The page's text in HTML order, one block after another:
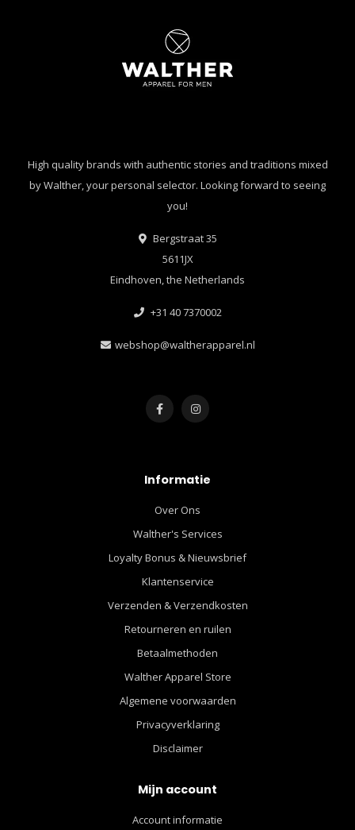
High quality brands with authentic stories and traditions mixed
by Walther, your personal selector. Looking forward to seeing
you!
Bergstraat 35
5611JX
Eindhoven, the Netherlands
+31 40 7370002
webshop@waltherapparel.nl
Informatie
Over Ons
Walther's Services
Loyalty Bonus & Nieuwsbrief
Klantenservice
Verzenden & Verzendkosten
Retourneren en ruilen
Betaalmethoden
Walther Apparel Store
Algemene voorwaarden
Privacyverklaring
Disclaimer
Mijn account
Account informatie